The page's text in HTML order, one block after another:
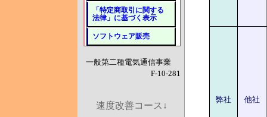
弊社 他社
「特定商取引に関する
法律」に基づく表示
ソフトウェア販売
一般第二種電気通信事業
F-10-281
速度改善コース↓